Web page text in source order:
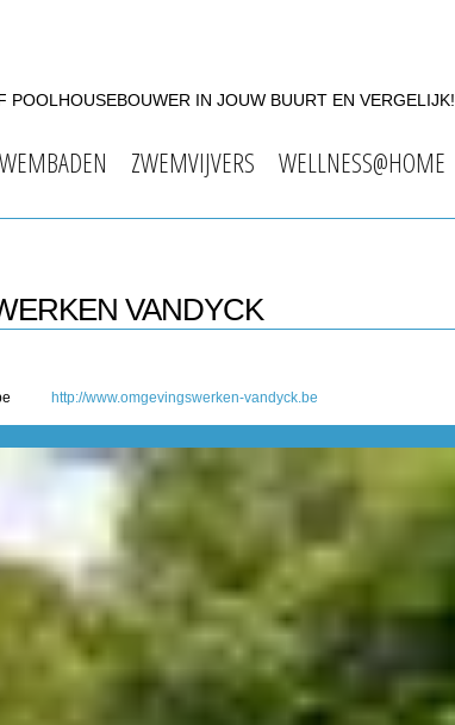
IN JOUW BUURT EN VERGELIJK!
ZWEMVIJVERS WELLNESS@HOME
VANDYCK
http://www.omgevingswerken-vandyck.be